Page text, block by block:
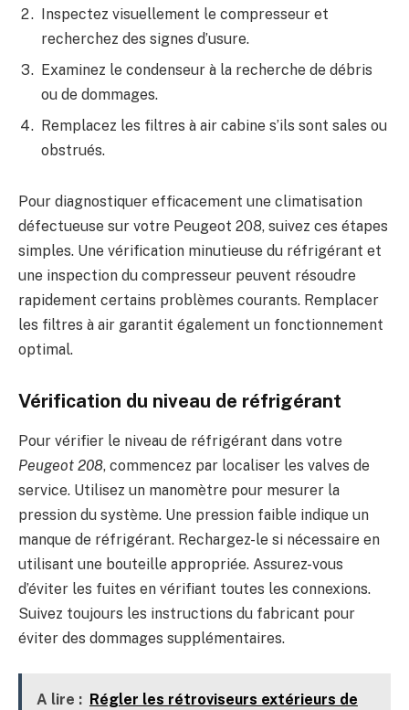
Inspectez visuellement le compresseur et
recherchez des signes d’usure.
Examinez le condenseur à la recherche de débris
ou de dommages.
Remplacez les filtres à air cabine s’ils sont sales ou
obstrués.
Pour diagnostiquer efficacement une climatisation
défectueuse sur votre Peugeot 208, suivez ces étapes
simples. Une vérification minutieuse du réfrigérant et
une inspection du compresseur peuvent résoudre
rapidement certains problèmes courants. Remplacer
les filtres à air garantit également un fonctionnement
optimal.
Vérification du niveau de réfrigérant
Pour vérifier le niveau de réfrigérant dans votre
Peugeot 208, commencez par localiser les valves de
service. Utilisez un manomètre pour mesurer la
pression du système. Une pression faible indique un
manque de réfrigérant. Rechargez-le si nécessaire en
utilisant une bouteille appropriée. Assurez-vous
d’éviter les fuites en vérifiant toutes les connexions.
Suivez toujours les instructions du fabricant pour
éviter des dommages supplémentaires.
A lire : Régler les rétroviseurs extérieurs de